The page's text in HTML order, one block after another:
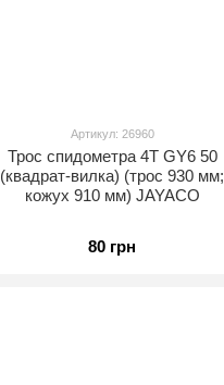
Артикул: 26960
Трос спидометра 4T GY6 50
(квадрат-вилка) (трос 930 мм;
кожух 910 мм) JAYACO
80 грн